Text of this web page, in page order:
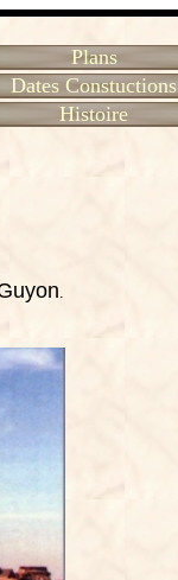
Plans
Dates Constuctions
Histoire
.